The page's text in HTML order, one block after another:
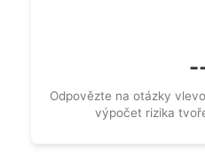
Odpovězte na otázky
výpočet rizika